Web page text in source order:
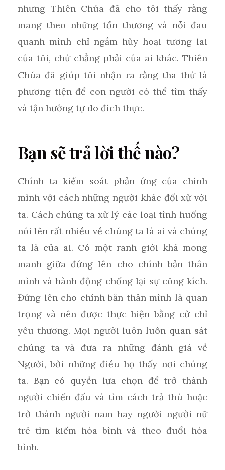
nhưng Thiên Chúa đã cho tôi thấy rằng
mang theo những tổn thương và nỗi đau
quanh mình chỉ ngầm hủy hoại tương lai
của tôi, chứ chẳng phải của ai khác. Thiên
Chúa đã giúp tôi nhận ra rằng tha thứ là
phương tiện để con người có thể tìm thấy
và tận hưởng tự do đích thực.
Bạn sẽ trả lời thế nào?
Chính ta kiểm soát phản ứng của chính
mình với cách những người khác đối xử với
ta. Cách chúng ta xử lý các loại tình huống
nói lên rất nhiều về chúng ta là ai và chúng
ta là của ai. Có một ranh giới khá mong
manh giữa đứng lên cho chính bản thân
mình và hành động chống lại sự công kích.
Đứng lên cho chính bản thân mình là quan
trọng và nên được thực hiện bằng cử chỉ
yêu thương. Mọi người luôn luôn quan sát
chúng ta và đưa ra những đánh giá về
Người, bởi những điều họ thấy nơi chúng
ta. Bạn có quyền lựa chọn để trở thành
người chiến đấu và tìm cách trả thù hoặc
trở thành người nam hay người người nữ
trẻ tìm kiếm hòa bình và theo đuổi hòa
bình.